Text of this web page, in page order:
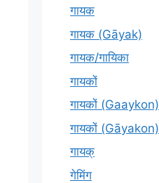
गायक
गायक (Gāyak)
गायक/गायिका
गायकों
गायकों (Gaaykon)
गायकों (Gāyakon)
गायक्
गेमिंग